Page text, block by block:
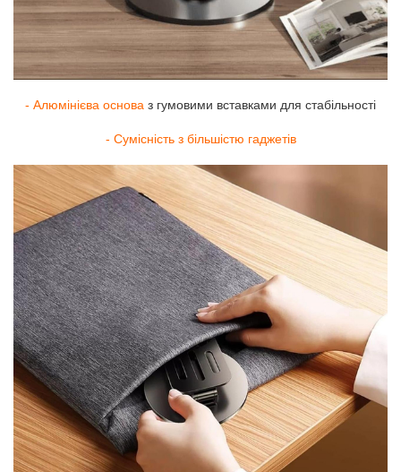
- Алюмінієва основа з гумовими вставками для стабільності
- Сумісність з більшістю гаджетів